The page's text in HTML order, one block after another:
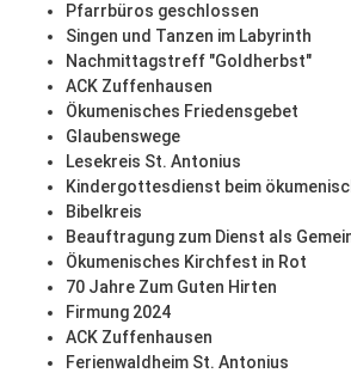
Pfarrbüros geschlossen
Singen und Tanzen im Labyrinth
Nachmittagstreff "Goldherbst"
ACK Zuffenhausen
Ökumenisches Friedensgebet
Glaubenswege
Lesekreis St. Antonius
Kindergottesdienst beim
Bibelkreis
Beauftragung zum Dienst als
Ökumenisches Kirchfest in Rot
70 Jahre Zum Guten Hirten
Firmung 2024
ACK Zuffenhausen
Ferienwaldheim St. Antonius